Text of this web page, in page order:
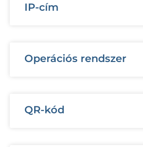
IP-cím
Operációs rendszer
QR-kód